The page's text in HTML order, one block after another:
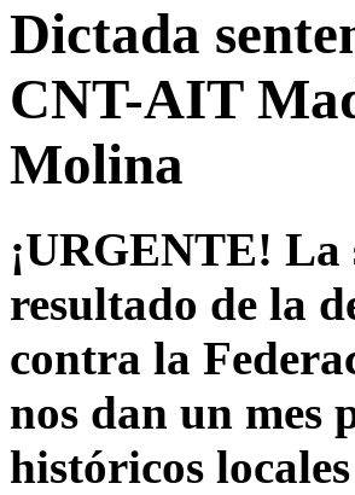
Dictada
CNT-AIT
Molina
¡URGENTE! La
resultado de la
contra la
nos dan un mes
históricos